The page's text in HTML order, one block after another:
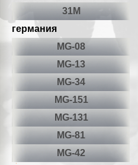
31М
германия
MG-08
MG-13
MG-34
MG-151
MG-131
MG-81
MG-42